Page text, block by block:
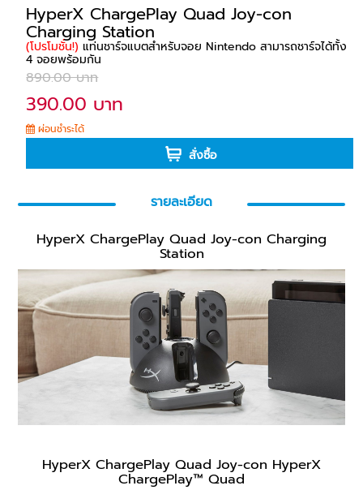
HyperX ChargePlay Quad Joy-con
Charging Station
(โปรโมชั่น!) แท่นชาร์จแบตสำหรับจอย Nintendo สามารถชาร์จได้ทั้ง
4 จอยพร้อมกัน
890.00 บาท
390.00 บาท
ผ่อนชำระได้
สั่งซื้อ
รายละเอียด
HyperX ChargePlay Quad Joy-con Charging
Station
HyperX ChargePlay Quad Joy-con HyperX
ChargePlay™ Quad